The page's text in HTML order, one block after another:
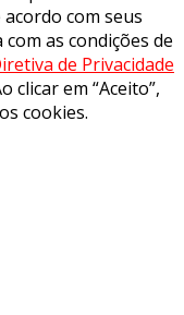
com seus
as condições de
de Privacidade
clicar em “Aceito”,
cookies.